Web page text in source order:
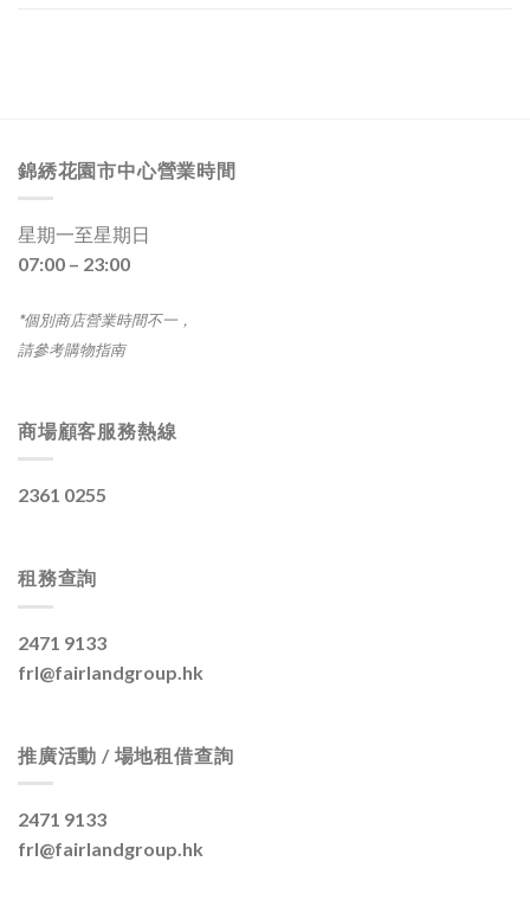
錦綉花園市中心營業時間
星期一至星期日
07:00 – 23:00
*個別商店營業時間不一，
請參考購物指南
商場顧客服務熱線
2361 0255
租務查詢
2471 9133
frl@fairlandgroup.hk
推廣活動 / 場地租借查詢
2471 9133
frl@fairlandgroup.hk